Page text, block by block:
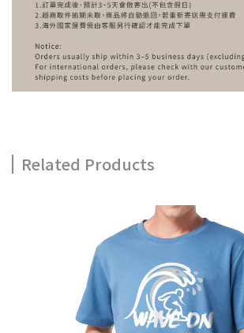
Related Products